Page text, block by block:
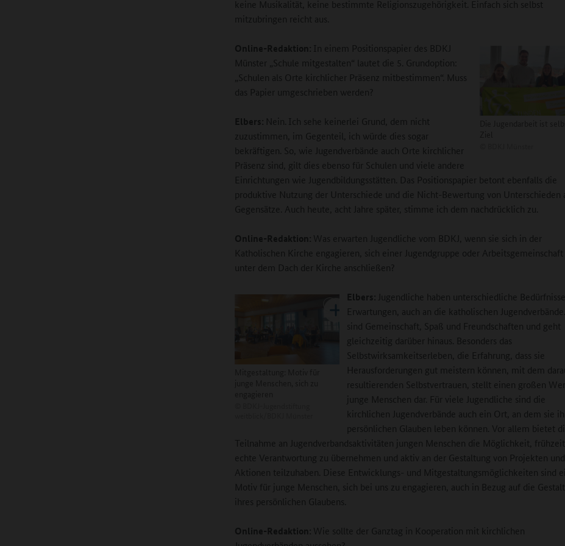
keine Musikalität, keine bestimmte Religionszugehörigkeit. Einfach sich selbst
mitzubringen reicht aus.
Online-Redaktion: In einem Positionspapier des BDKJ
Münster „Schule mitgestalten“ lautet die 5. Grundoption:
„Schulen als Orte kirchlicher Präsenz mitbestimmen“. Muss
das Papier umgeschrieben werden?
Elbers: Nein. Ich sehe keinerlei Grund, dem nicht
zuzustimmen, im Gegenteil, ich würde dies sogar
bekräftigen. So, wie Jugendverbände auch Orte kirchlicher
Präsenz sind, gilt dies ebenso für Schulen und viele andere
Einrichtungen wie Jugendbildungsstätten. Das Positionspapier betont ebenfalls die
produktive Nutzung der Unterschiede und die Nicht-Bewertung von Unterschieden
Gegensätze. Auch heute, acht Jahre später, stimme ich dem nachdrücklich zu.
Online-Redaktion: Was erwarten Jugendliche vom BDKJ, wenn sie sich in der
Katholischen Kirche engagieren, sich einer Jugendgruppe oder Arbeitsgemeinschaft
unter dem Dach der Kirche anschließen?
Elbers:
Jugendliche haben unterschiedliche
Erwartungen, auch an die katholischen Jugendverbände.
sind Gemeinschaft, Spaß und Freundschaften und geht
gleichzeitig darüber hinaus. Besonders das
Selbstwirksamkeitserleben, die Erfahrung, dass sie
Herausforderungen gut meistern können, mit dem
resultierenden Selbstvertrauen, stellt einen großen
junge Menschen dar. Für viele Jugendliche sind die
kirchlichen Jugendverbände auch ein Ort, an dem sie
persönlichen Glauben leben können. Vor allem bietet
Teilnahme an Jugendverbandsaktivitäten jungen Menschen die Möglichkeit,
echte Verantwortung zu übernehmen und aktiv an der Gestaltung von Projekten und
Aktionen teilzuhaben. Diese Entwicklungs- und Mitgestaltungsmöglichkeiten sind
Motiv für junge Menschen, sich bei uns zu engagieren, auch in Bezug auf die
ihres persönlichen Glaubens.
Online-Redaktion: Wie sollte der Ganztag in Kooperation mit kirchlichen